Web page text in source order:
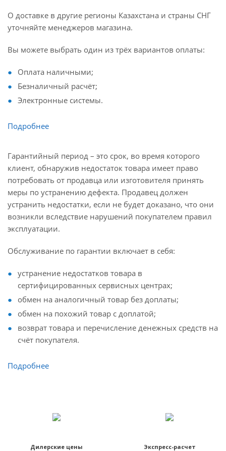
О доставке в другие регионы Казахстана и страны СНГ
уточняйте менеджеров магазина.
Вы можете выбрать один из трёх вариантов оплаты:
Оплата наличными;
Безналичный расчёт;
Электронные системы.
Подробнее
Гарантийный период – это срок, во время которого
клиент, обнаружив недостаток товара имеет право
потребовать от продавца или изготовителя принять
меры по устранению дефекта. Продавец должен
устранить недостатки, если не будет доказано, что они
возникли вследствие нарушений покупателем правил
эксплуатации.
Обслуживание по гарантии включает в себя:
устранение недостатков товара в
сертифицированных сервисных центрах;
обмен на аналогичный товар без доплаты;
обмен на похожий товар с доплатой;
возврат товара и перечисление денежных средств на
счёт покупателя.
Подробнее
Дилерские цены
Экспресс-расчет